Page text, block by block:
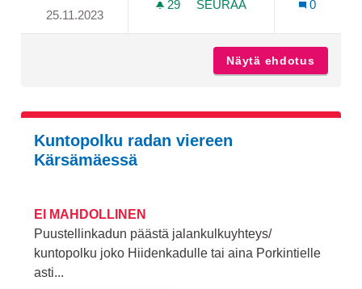
25.11.2023
29 29 SEURAAJAA
SEURAA
0
Näytä ehdotus
Kuntopolku radan viereen
Kärsämäessä
EI MAHDOLLINEN
Puustellinkadun päästä jalankulkuyhteys/
kuntopolku joko Hiidenkadulle tai aina Porkintielle
asti...